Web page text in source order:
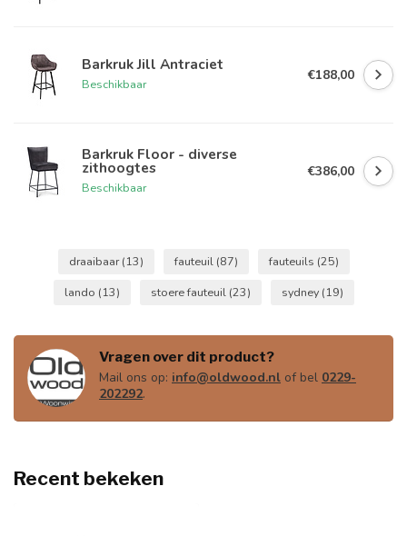
Barkruk Jill Antraciet
Beschikbaar
€188,00
Barkruk Floor - diverse
zithoogtes
Beschikbaar
€386,00
draaibaar(13) fauteuil (87) fauteuils (25)
lando (13) stoere fauteuil (23) sydney (19)
Vragen over dit product?
Mail ons op: info@oldwood.nl of bel 0229-
202292.
Recent bekeken